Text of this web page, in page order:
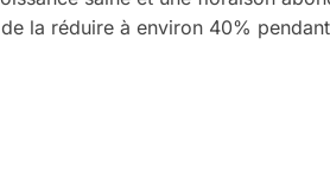
la réduire à environ 40%